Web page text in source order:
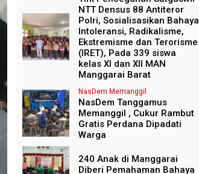
NTT Densus 88 Antiteror
Polri, Sosialisasikan Bahaya
Intoleransi, Radikalisme,
Ekstremisme dan Terorisme
(IRET), Pada 339 siswa
kelas XI dan XII MAN
Manggarai Barat
NasDem Memanggil
NasDem Tanggamus
Memanggil , Cukur Rambut
Gratis Perdana Dipadati
Warga
240 Anak di Manggarai
Diberi Pemahaman Bahaya